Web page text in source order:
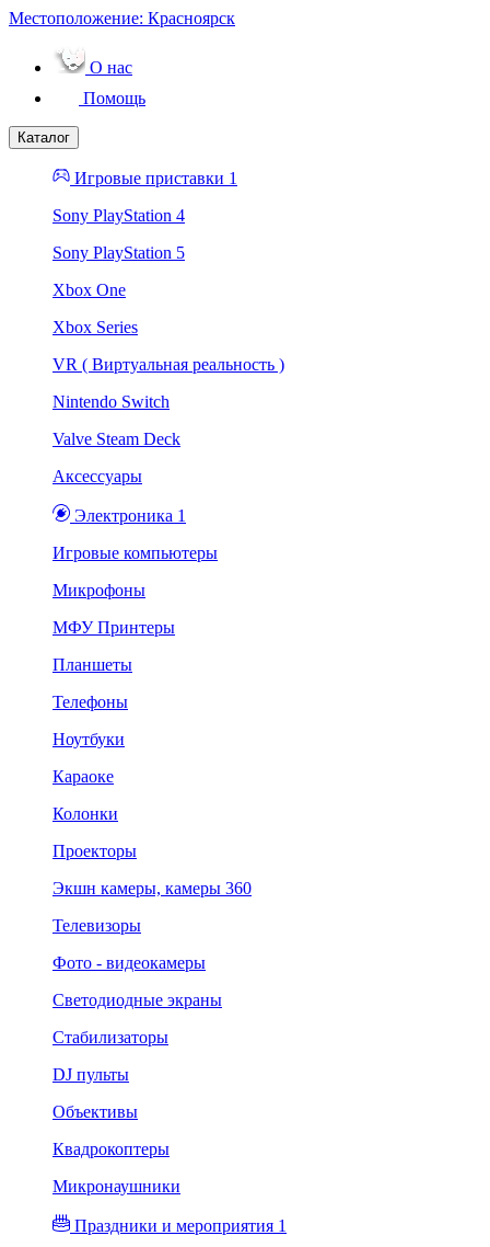
Местоположение: Красноярск
О нас
Помощь
Каталог
Игровые приставки 1
Sony PlayStation 4
Sony PlayStation 5
Xbox One
Xbox Series
VR ( Виртуальная реальность )
Nintendo Switch
Valve Steam Deck
Аксессуары
Электроника 1
Игровые компьютеры
Микрофоны
МФУ Принтеры
Планшеты
Телефоны
Ноутбуки
Караоке
Колонки
Проекторы
Экшн камеры, камеры 360
Телевизоры
Фото - видеокамеры
Светодиодные экраны
Стабилизаторы
DJ пульты
Объективы
Квадрокоптеры
Микронаушники
Праздники и мероприятия 1